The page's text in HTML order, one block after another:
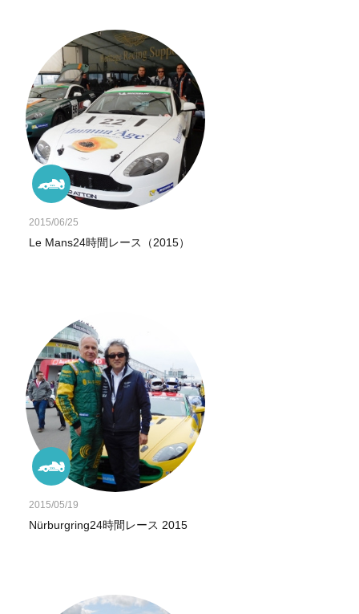
2015/06/25
Le Mans24時間レース（2015）
2015/05/19
Nürburgring24時間レース 2015